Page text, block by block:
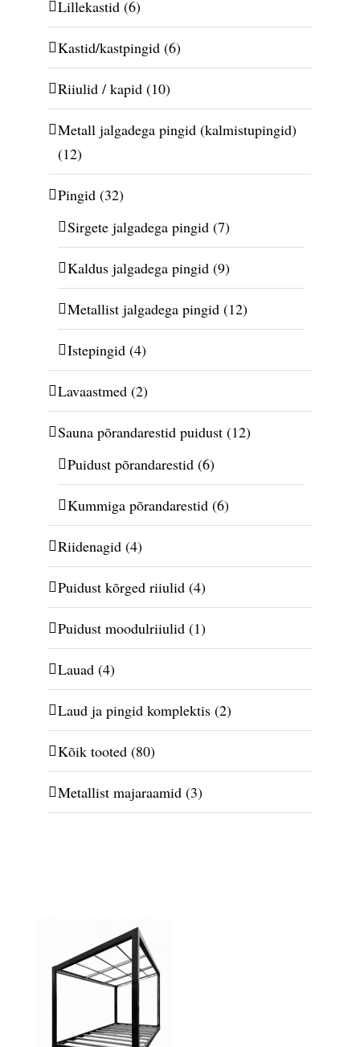
Lillekastid (6)
Kastid/kastpingid (6)
Riiulid / kapid (10)
Metall jalgadega pingid (kalmistupingid)
(12)
Pingid (32)
Sirgete jalgadega pingid (7)
Kaldus jalgadega pingid (9)
Metallist jalgadega pingid (12)
Istepingid (4)
Lavaastmed (2)
Sauna põrandarestid puidust (12)
Puidust põrandarestid (6)
Kummiga põrandarestid (6)
Riidenagid (4)
Puidust kõrged riiulid (4)
Puidust moodulriiulid (1)
Lauad (4)
Laud ja pingid komplektis (2)
Kõik tooted (80)
Metallist majaraamid (3)